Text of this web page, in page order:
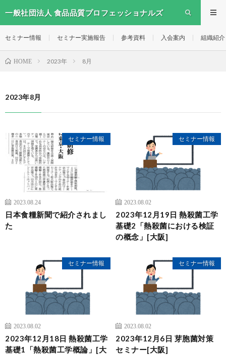
一般社団法人 食品品質プロフェッショナルズ
セミナー情報 セミナー実施報告 参考資料 入会案内 組織紹介
HOME 2023年 8月
2023年8月
セミナー情報
2023.08.24
日本食糧新聞で紹介されまし
た
セミナー情報
2023.08.02
2023年12月19日 熱殺菌工学
基礎2「熱殺菌における検証
の概念」[大阪]
セミナー情報
2023.08.02
2023年12月18日 熱殺菌工学
基礎1「熱殺菌工学概論」[大
セミナー情報
2023.08.02
2023年12月6日 芽胞菌対策
セミナー[大阪]